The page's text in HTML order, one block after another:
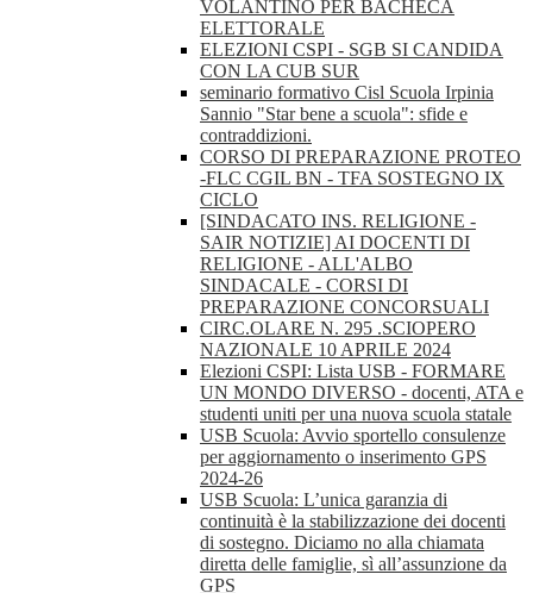
VOLANTINO PER BACHECA
ELETTORALE
ELEZIONI CSPI - SGB SI CANDIDA
CON LA CUB SUR
seminario formativo Cisl Scuola Irpinia
Sannio "Star bene a scuola": sfide e
contraddizioni.
CORSO DI PREPARAZIONE PROTEO
-FLC CGIL BN - TFA SOSTEGNO IX
CICLO
[SINDACATO INS. RELIGIONE -
SAIR NOTIZIE] AI DOCENTI DI
RELIGIONE - ALL'ALBO
SINDACALE - CORSI DI
PREPARAZIONE CONCORSUALI
CIRC.OLARE N. 295 .SCIOPERO
NAZIONALE 10 APRILE 2024
Elezioni CSPI: Lista USB - FORMARE
UN MONDO DIVERSO - docenti, ATA e
studenti uniti per una nuova scuola statale
USB Scuola: Avvio sportello consulenze
per aggiornamento o inserimento GPS
2024-26
USB Scuola: L’unica garanzia di
continuità è la stabilizzazione dei docenti
di sostegno. Diciamo no alla chiamata
diretta delle famiglie, sì all’assunzione da
GPS